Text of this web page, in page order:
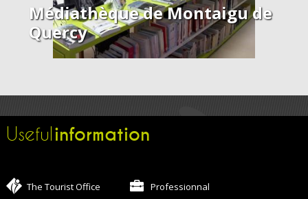
Médiathèque de Montaigu de
Quercy
Usefulinformation
The Tourist Office Professionnal